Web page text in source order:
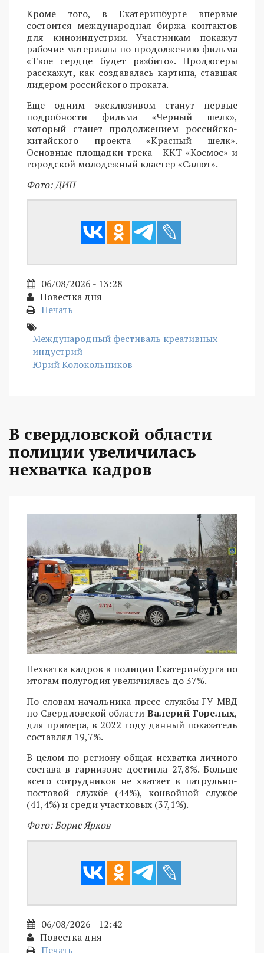
Кроме того, в Екатеринбурге впервые
состоится международная биржа контактов
для киноиндустрии. Участникам покажут
рабочие материалы по продолжению фильма
«Твое сердце будет разбито». Продюсеры
расскажут, как создавалась картина, ставшая
лидером российского проката.
Еще одним эксклюзивом станут первые
подробности фильма «Черный шелк»,
который станет продолжением российско-
китайского проекта «Красный шелк».
Основные площадки трека - ККТ «Космос» и
городской молодежный кластер «Салют».
Фото: ДИП
06/08/2026 - 13:28
Повестка дня
Печать
Международный фестиваль креативных
индустрий
Юрий Колокольников
В свердловской области
полиции увеличилась
нехватка кадров
Нехватка кадров в полиции Екатеринбурга по
итогам полугодия увеличилась до 37%.
По словам начальника пресс-службы ГУ МВД
по Свердловской области Валерий Горелых,
для примера, в 2022 году данный показатель
составлял 19,7%.
В целом по региону общая нехватка личного
состава в гарнизоне достигла 27,8%. Больше
всего сотрудников не хватает в патрульно-
постовой службе (44%), конвойной службе
(41,4%) и среди участковых (37,1%).
Фото: Борис Ярков
06/08/2026 - 12:42
Повестка дня
Печать